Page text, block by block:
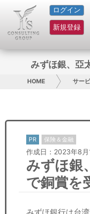
ログイン
新規登録
HOME
サービス紹介
グループ概要
日本人にPR
コンサルティング
みずほ銀、亞
HOME サー
PR 保険＆金融
作成日：2023年8月
みずほ銀
で銅賞を
みずほ銀行は台